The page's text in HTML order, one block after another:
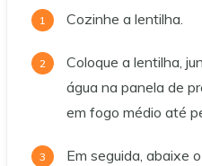
Cozinhe a lentilha.
Coloque a lentilha,
água na panela de
em fogo médio até
Em seguida, abaixe